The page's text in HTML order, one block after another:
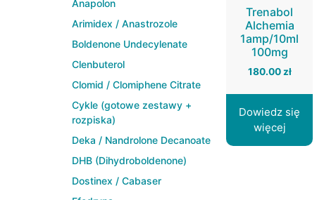
Trenabol
Alchemia
1amp/10ml
100mg
180.00 zł
Dowiedz się
więcej
Anapolon
Arimidex / Anastrozole
Boldenone Undecylenate
Clenbuterol
Clomid / Clomiphene Citrate
Cykle (gotowe zestawy +
rozpiska)
Deka / Nandrolone Decanoate
DHB (Dihydroboldenone)
Dostinex / Cabaser